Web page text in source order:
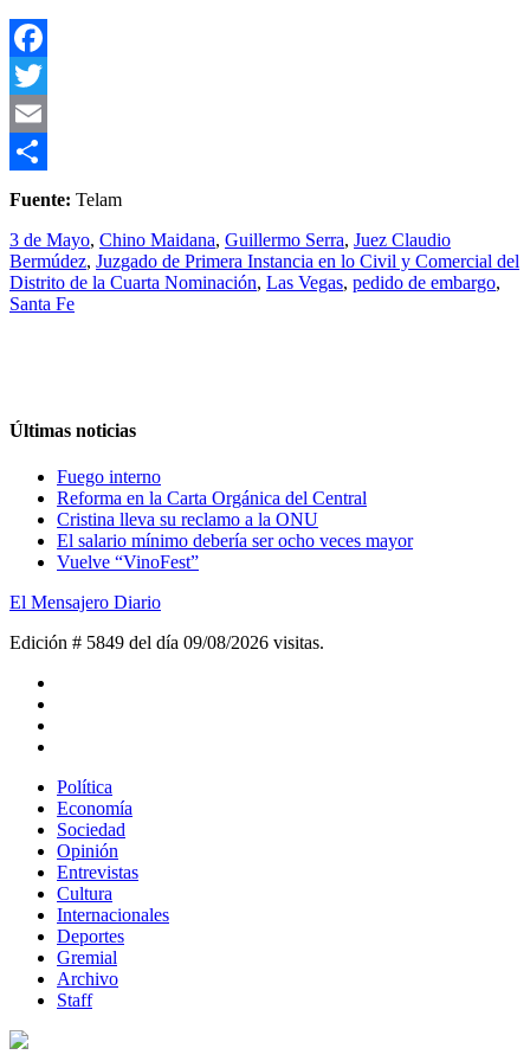
Facebook
Twitter
Email
Compartir
Fuente: Telam
3 de Mayo, Chino Maidana, Guillermo Serra, Juez Claudio
Bermúdez, Juzgado de Primera Instancia en lo Civil y Comercial del
Distrito de la Cuarta Nominación, Las Vegas, pedido de embargo,
Santa Fe
Últimas noticias
Fuego interno
Reforma en la Carta Orgánica del Central
Cristina lleva su reclamo a la ONU
El salario mínimo debería ser ocho veces mayor
Vuelve “VinoFest”
El Mensajero Diario
Edición # 5849 del día 09/08/2026 visitas.
Política
Economía
Sociedad
Opinión
Entrevistas
Cultura
Internacionales
Deportes
Gremial
Archivo
Staff